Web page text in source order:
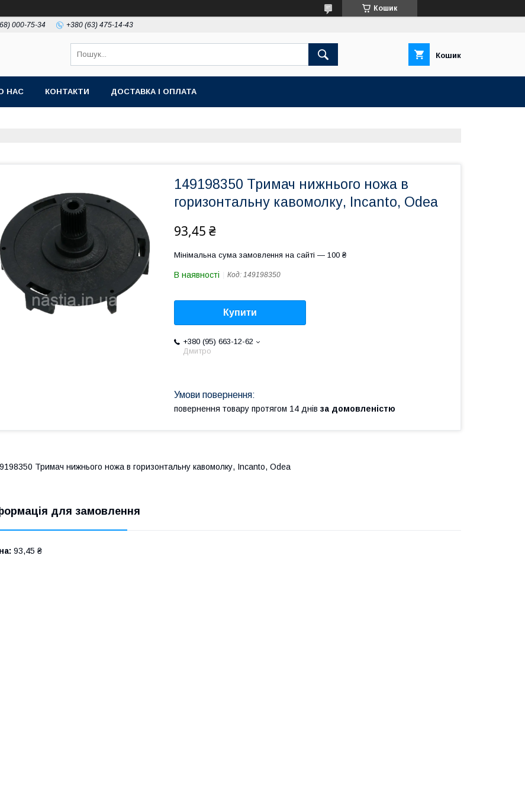
Кошик
000-75-34 +380 (63) 475-14-43
Кошик
НАС КОНТАКТИ ДОСТАВКА І ОПЛАТА
149198350 Тримач нижнього ножа в
горизонтальну кавомолку, Incanto, Odea
93,45 ₴
Мінімальна сума замовлення на сайті — 100 ₴
В наявності Код: 149198350
Купити
+380 (95) 663-12-62
Дмитро
повернення товару протягом 14 днів за домовленістю
Тримач нижнього ножа в горизонтальну кавомолку, Incanto, Odea
для замовлення
93,45 ₴